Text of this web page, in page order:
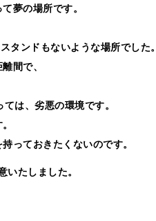
夢の場所です。
タンドもないような場所でした。
間で、
は、劣悪の環境です。
っておきたくないのです。
たしました。